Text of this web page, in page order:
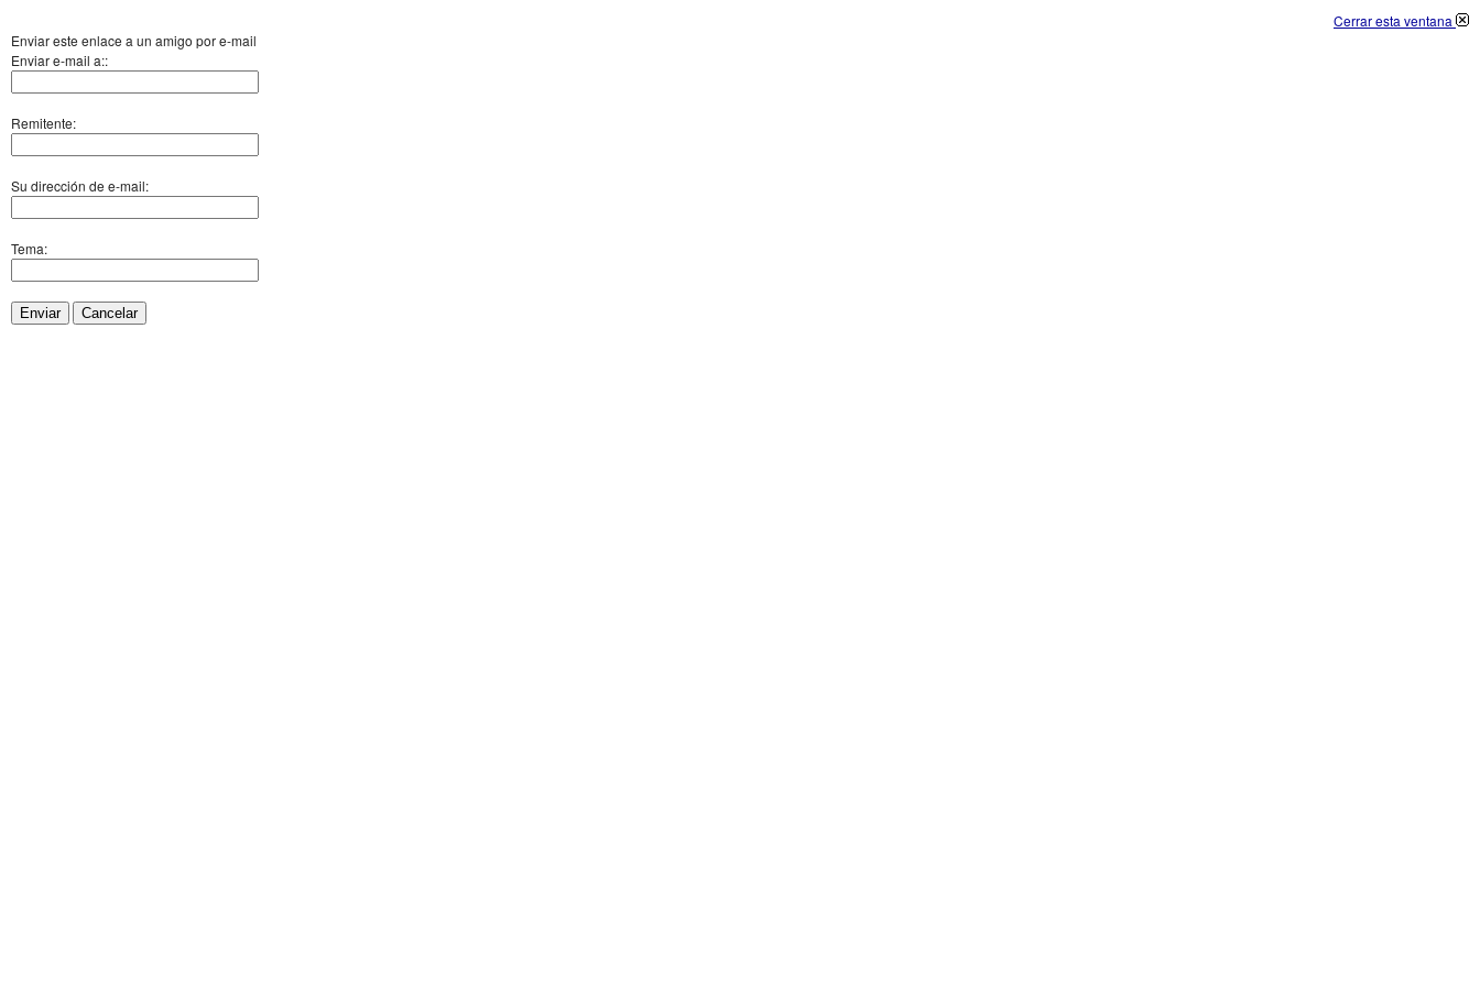
Cerrar esta ventana
Enviar este enlace a un amigo por e-mail
Enviar e-mail a::
Remitente:
Su dirección de e-mail:
Tema:
Enviar Cancelar